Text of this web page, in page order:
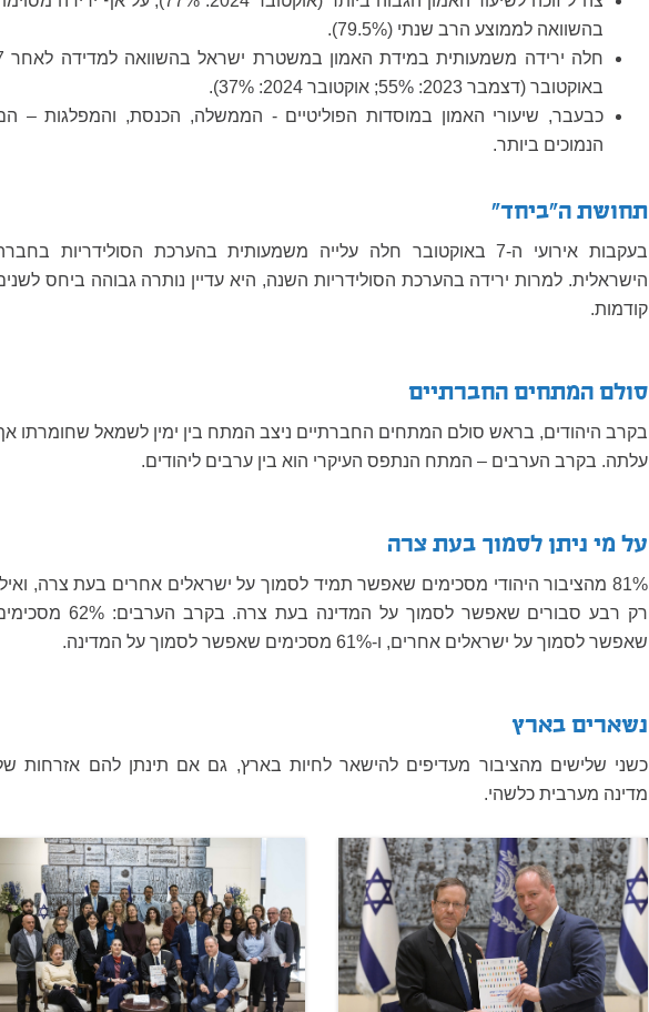
בהשוואה לממוצע הרב שנתי (79.5%).
חלה ירידה
באוקטובר (דצמבר 2023: 55%; אוקטובר 2024: 37%).
כבעבר, שיעורי האמון במוסדות הפוליטיים - הממשלה, הכנסת, והמפלגות –
הנמוכים ביותר.
תחושת ה"ביחד"
בעקבות אירועי ה-7 באוקטובר חלה עלייה משמעותית בהערכת הסולידריות
הישראלית. למרות ירידה בהערכת הסולידריות השנה, היא עדיין נותרה גבוהה ביחס
קודמות.
סולם המתחים החברתיים
בקרב היהודים, בראש סולם המתחים החברתיים ניצב המתח בין ימין לשמאל שחומרתו
עלתה. בקרב הערבים – המתח הנתפס העיקרי הוא בין ערבים ליהודים.
על מי ניתן לסמוך בעת צרה
81% מהציבור היהודי מסכימים שאפשר תמיד לסמוך על ישראלים אחרים בעת צרה,
רק רבע סבורים שאפשר לסמוך על המדינה בעת צרה. בקרב הערבים:
שאפשר לסמוך על ישראלים אחרים, ו-61% מסכימים שאפשר לסמוך על המדינה.
נשארים בארץ
כשני שלישים מהציבור מעדיפים להישאר לחיות בארץ, גם אם תינתן להם אזרחות
מדינה מערבית כלשהי.